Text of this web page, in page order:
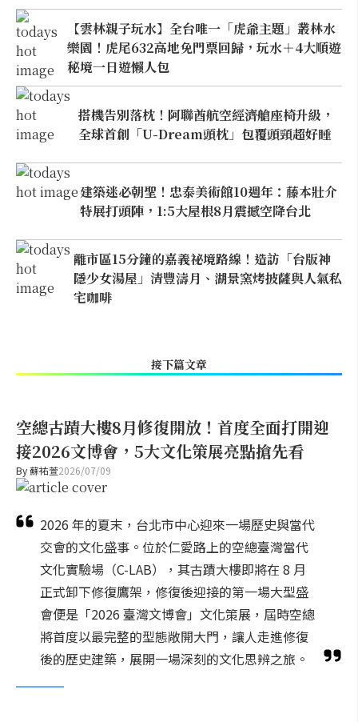
【雲林親子玩水】全台唯一「虎爺主題」叢林水
樂園！虎尾632高地免門票回歸，玩水＋4大順遊
秘境一日遊懶人包
搭機告別落枕！阿聯酋航空經濟艙座椅升級，
全球首創「U-Dream頭枕」包覆頭頸超好睡
建築迷必朝聖！忠泰美術館10週年：藤本壯介
特展打頭陣，1:5大屋根8月震撼空降台北
離市區15分鐘的嘉義祕境路線！造訪「台版神
隱少女湯屋」清豐濤月、湖景窯烤披薩與人氣私
宅咖啡
接下篇文章
空總古蹟大樓8月修復開放！首度全面打開迎
接2026文博會，5大文化策展亮點搶先看
By蘇祐萱2026/07/09
2026 年的夏末，台北市中心迎來一場歷史與當代
交會的文化盛事。位於仁愛路上的空總臺灣當代
文化實驗場（C-LAB），其古蹟大樓即將在 8 月
正式卸下修復鷹架，修復後迎接的第一場大型盛
會便是「2026 臺灣文博會」文化策展，屆時空總
將首度以最完整的型態敞開大門，讓人走進修復
後的歷史建築，展開一場深刻的文化思辨之旅。